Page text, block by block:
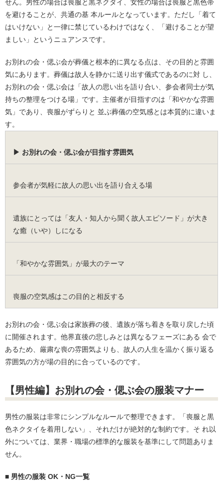
せん。男性の場合は喪服と黒ネクタイ、女性の場合は喪服と黒色帯
を避けることが、共通の基 本ルールとなっています。ただし「着て
はいけない」と一律に禁じているわけではなく、「避けることが望
ましい」というニュアンスです。
お別れの会・偲ぶ会が葬儀と根本的に異なる点は、その目的と雰囲
気にあります。葬儀は故人を静かに送り出す儀式であるのに対 し、
お別れの会・偲ぶ会は「故人の思い出を語り合い、参会者同士が気
持ちの整理をつける場」です。主催者が目指すのは「和やかな雰囲
気」であり、喪服がずらりと 並ぶ葬儀の空気感とは本質的に違いま
す。
▶ お別れの会・偲ぶ会が目指す雰囲気
参会者が気軽に故人の思い出を語り合える場
遺族にとっては「友人・知人から聞く故人エピソード」が大き
な癒（いや）しになる
「和やかな雰囲気」が最大のテーマ
喪服の空気感はこの目的と相反する
お別れの会・偲ぶ会は家族葬の後、遺族が落ち着きを取り戻した頃
に開催されます。他界直後の悲しみとは異なるフェーズにある 会で
あるため、厳粛な喪の雰囲気よりも、故人の人生を温かく振り返る
雰囲気の方が場の目的に合っているのです。
【男性編】お別れの会・偲ぶ会の服装マナー
男性の服装は非常にシンプルなルールで整理できます。「喪服と黒
色ネクタイを着用しない」、それだけが絶対的な制約です。そ れ以
外については、業界・職場の標準的な服装を基準にして問題ありま
せん。
■ 男性の服装 OK・NG一覧